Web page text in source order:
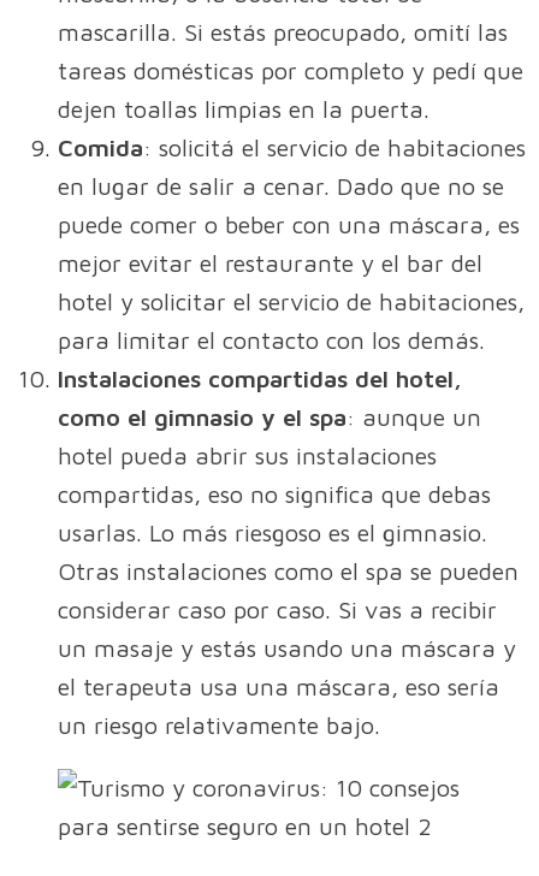
mascarilla. Si estás preocupado, omití las
tareas domésticas por completo y pedí que
dejen toallas limpias en la puerta.
Comida: solicitá el servicio de habitaciones
en lugar de salir a cenar. Dado que no se
puede comer o beber con una máscara, es
mejor evitar el restaurante y el bar del
hotel y solicitar el servicio de habitaciones,
para limitar el contacto con los demás.
Instalaciones compartidas del hotel,
como el gimnasio y el spa: aunque un
hotel pueda abrir sus instalaciones
compartidas, eso no significa que debas
usarlas. Lo más riesgoso es el gimnasio.
Otras instalaciones como el spa se pueden
considerar caso por caso. Si vas a recibir
un masaje y estás usando una máscara y
el terapeuta usa una máscara, eso sería
un riesgo relativamente bajo.